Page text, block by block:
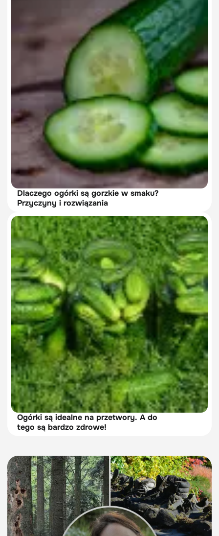
Dlaczego ogórki są gorzkie w smaku?
Przyczyny i rozwiązania
Ogórki są idealne na przetwory. A do
tego są bardzo zdrowe!